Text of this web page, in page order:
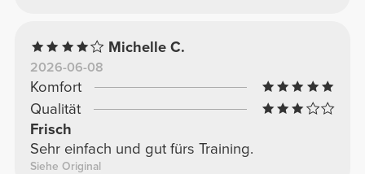
Michelle C.
2026-06-08
Komfort
Qualität
Frisch
Sehr einfach und gut fürs Training.
Siehe Original